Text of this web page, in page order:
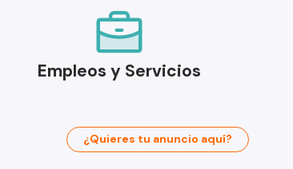
Empleos y Servicios
¿Quieres tu anuncio aquí?